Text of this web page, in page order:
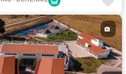
Cuarto de servicio
Gimnasio
Jardín
polivalente
Seguridad